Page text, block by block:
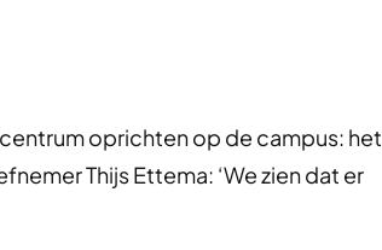
oprichten op de campus: het
Thijs Ettema: ‘We zien dat er